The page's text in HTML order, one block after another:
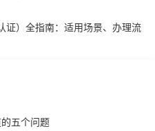
证）全指南：适用场景、办理流
五个问题